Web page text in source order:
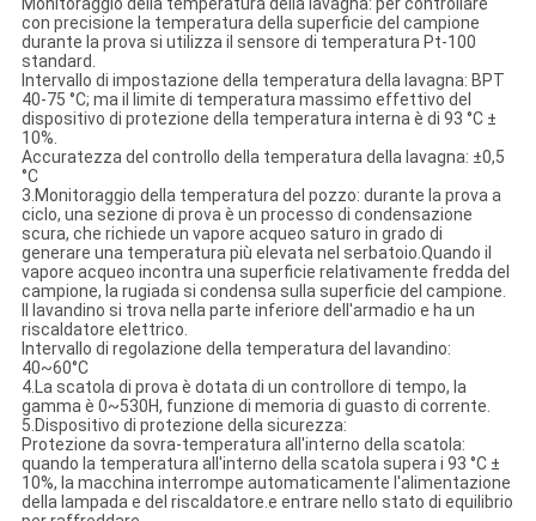
Monitoraggio della temperatura della lavagna: per controllare
con precisione la temperatura della superficie del campione
durante la prova si utilizza il sensore di temperatura Pt-100
standard.
Intervallo di impostazione della temperatura della lavagna: BPT
40-75 °C; ma il limite di temperatura massimo effettivo del
dispositivo di protezione della temperatura interna è di 93 °C ±
10%.
Accuratezza del controllo della temperatura della lavagna: ±0,5
°C
3.Monitoraggio della temperatura del pozzo: durante la prova a
ciclo, una sezione di prova è un processo di condensazione
scura, che richiede un vapore acqueo saturo in grado di
generare una temperatura più elevata nel serbatoio.Quando il
vapore acqueo incontra una superficie relativamente fredda del
campione, la rugiada si condensa sulla superficie del campione.
Il lavandino si trova nella parte inferiore dell'armadio e ha un
riscaldatore elettrico.
Intervallo di regolazione della temperatura del lavandino:
40~60°C
4.La scatola di prova è dotata di un controllore di tempo, la
gamma è 0~530H, funzione di memoria di guasto di corrente.
5.Dispositivo di protezione della sicurezza:
Protezione da sovra-temperatura all'interno della scatola:
quando la temperatura all'interno della scatola supera i 93 °C ±
10%, la macchina interrompe automaticamente l'alimentazione
della lampada e del riscaldatore.e entrare nello stato di equilibrio